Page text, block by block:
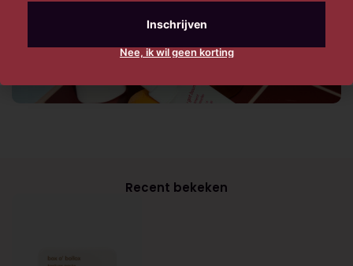
Recent bekeken
Nee, ik wil geen korting